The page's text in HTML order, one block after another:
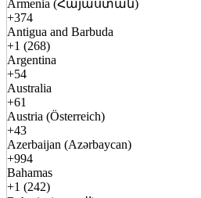
Armenia (Հայաստան)
+374
Antigua and Barbuda
+1 (268)
Argentina
+54
Australia
+61
Austria (Österreich)
+43
Azerbaijan (Azərbaycan)
+994
Bahamas
+1 (242)